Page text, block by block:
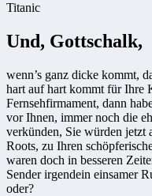
Titanic
Und, Gottschalk,
wenn’s ganz dicke kommt,
hart auf hart kommt für Ihre
Fernsehfirmament, dann
vor Ihnen, immer noch die
verkünden, Sie würden jetzt
Roots, zu Ihren
waren doch in besseren
Sender irgendein einsamer
oder?